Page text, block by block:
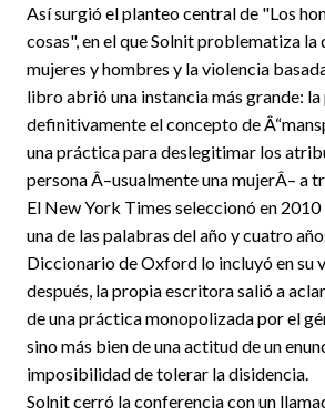
Así surgió el planteo central de "Los
cosas", en el que Solnit problematiza
mujeres y hombres y la violencia
libro abrió una instancia más grande:
definitivamente el concepto de
una práctica para deslegitimar los
persona Â–usualmente una mujerÂ– a
El New York Times seleccionó en
una de las palabras del año y cuatro
Diccionario de Oxford lo incluyó en su
después, la propia escritora salió a
de una práctica monopolizada por el
sino más bien de una actitud de un
imposibilidad de tolerar la disidencia.
Solnit cerró la conferencia con un